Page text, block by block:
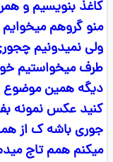
کاغذ بنویسیم و
منو گروهم
ولی نمیدونیم
طرف میخواستیم
دیگه همین موضوع
کنید عکس نمونه
جوری باشه ک از
میکنم همم تاج